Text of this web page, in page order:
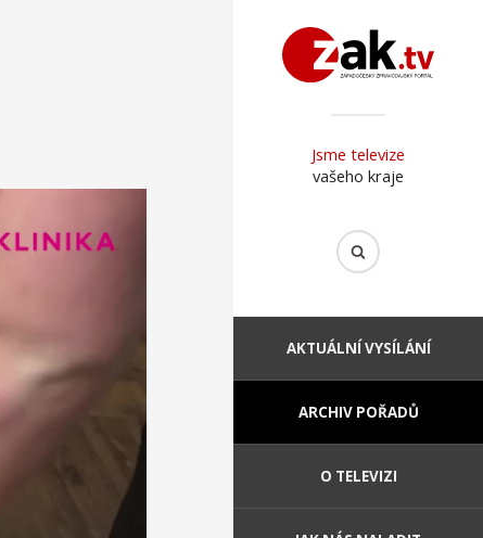
Jsme televize
vašeho kraje
AKTUÁLNÍ VYSÍLÁNÍ
ARCHIV POŘADŮ
O TELEVIZI